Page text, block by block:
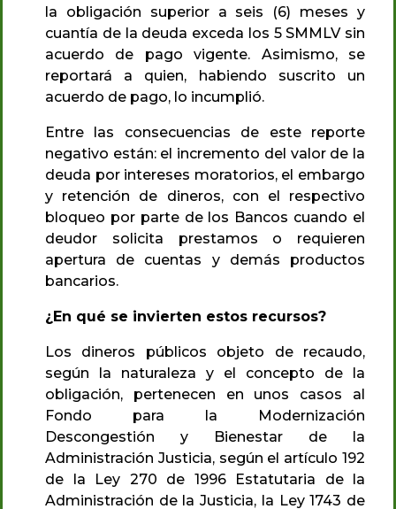
la obligación superior a seis (6) meses y
cuantía de la deuda exceda los 5 SMMLV sin
acuerdo de pago vigente. Asimismo, se
reportará a quien, habiendo suscrito un
acuerdo de pago, lo incumplió.
Entre las consecuencias de este reporte
negativo están: el incremento del valor de la
deuda por intereses moratorios, el embargo
y retención de dineros, con el respectivo
bloqueo por parte de los Bancos cuando el
deudor solicita prestamos o requieren
apertura de cuentas y demás productos
bancarios.
¿En qué se invierten estos recursos?
Los dineros públicos objeto de recaudo,
según la naturaleza y el concepto de la
obligación, pertenecen en unos casos al
Fondo para la Modernización
Descongestión y Bienestar de la
Administración Justicia, según el artículo 192
de la Ley 270 de 1996 Estatutaria de la
Administración de la Justicia, la Ley 1743 de